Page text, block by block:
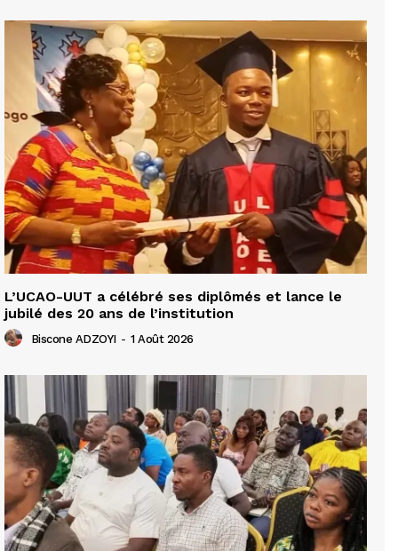
L’UCAO-UUT a célébré ses diplômés et lance le
jubilé des 20 ans de l’institution
Biscone ADZOYI - 1 Août 2026